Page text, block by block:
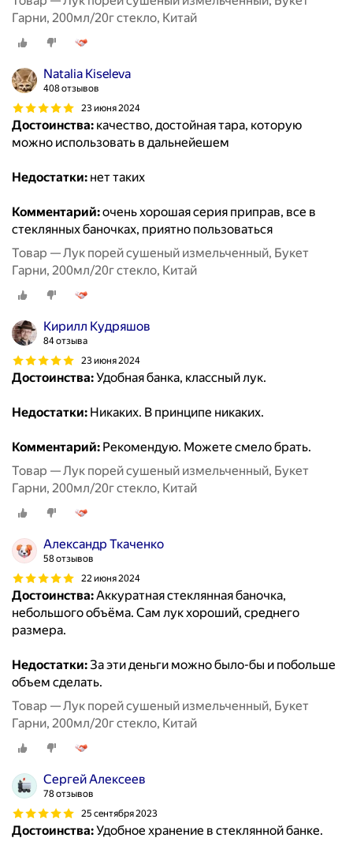
Гарни, 200мл/20г стекло, Китай
Natalia Kiseleva
408 отзывов
23 июня 2024
Достоинства: качество, достойная тара, которую
можно использовать в дальнейешем
Недостатки: нет таких
Комментарий:очень хорошая серия приправ, все в
стеклянных баночках, приятно пользоваться
Товар — Лук порей сушеный измельченный, Букет
Гарни, 200мл/20г стекло, Китай
Кирилл Кудряшов
84 отзыва
23 июня 2024
Достоинства:Удобная банка, классный лук.
Недостатки: Никаких. В принципе никаких.
Комментарий: Рекомендую. Можете смело брать.
Товар — Лук порей сушеный измельченный, Букет
Гарни, 200мл/20г стекло, Китай
Александр Ткаченко
58 отзывов
22 июня 2024
Достоинства:Аккуратная стеклянная баночка,
небольшого объёма. Сам лук хороший, среднего
размера.
Недостатки:За эти деньги можно было-бы и побольше
объем сделать.
Товар — Лук порей сушеный измельченный, Букет
Гарни, 200мл/20г стекло, Китай
Сергей Алексеев
78 отзывов
25 сентября 2023
Достоинства:Удобное хранение в стеклянной банке.